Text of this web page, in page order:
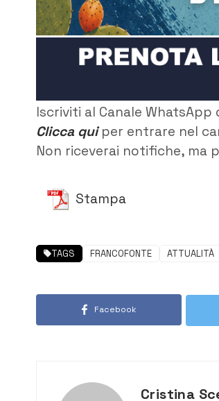
Iscriviti al Canale
Clicca quiper entrare nel
Non riceverai notifiche, ma
Stampa
TAGS FRANCOFONTE ATTUALITÀ
Facebook
Cristina